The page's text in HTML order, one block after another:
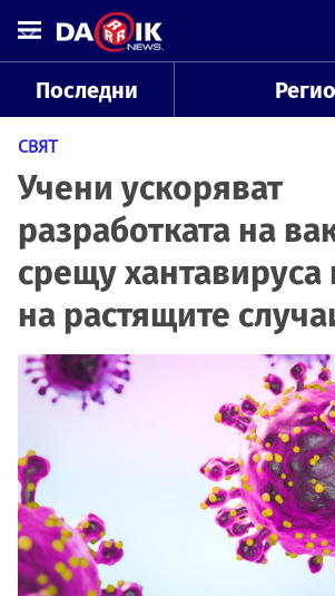
Последни
СВЯТ
Учени ускоряват
разработката на
срещу
на растящите